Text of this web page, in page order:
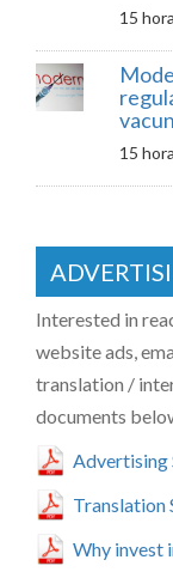
15
15
Interested in
website ads,
translation /
documents
Advertising
Translation
Why invest